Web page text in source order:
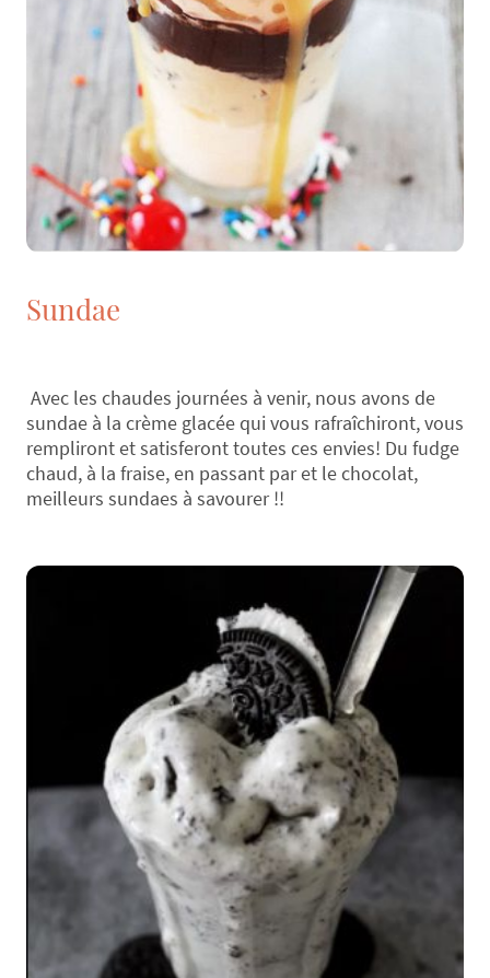
Sundae
Avec les chaudes journées à venir, nous avons de
sundae à la crème glacée qui vous rafraîchiront, vous
rempliront et satisferont toutes ces envies! Du fudge
chaud, à la fraise, en passant par et le chocolat,
meilleurs sundaes à savourer !!